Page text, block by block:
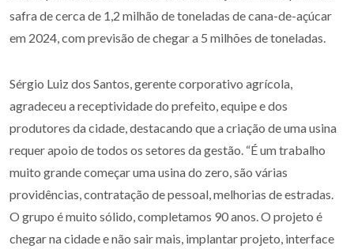
safra de cerca de 1,2 milhão de toneladas de cana-de-açúcar
em 2024, com previsão de chegar a 5 milhões de toneladas.
Sérgio Luiz dos Santos, gerente corporativo agrícola,
agradeceu a receptividade do prefeito, equipe e dos
produtores da cidade, destacando que a criação de uma usina
requer apoio de todos os setores da gestão. “É um trabalho
muito grande começar uma usina do zero, são várias
providências, contratação de pessoal, melhorias de estradas.
O grupo é muito sólido, completamos 90 anos. O projeto é
chegar na cidade e não sair mais, implantar projeto, interface